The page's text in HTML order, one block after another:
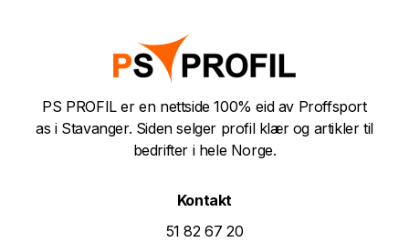
PS PROFIL er en nettside 100% eid av Proffsport
as i Stavanger. Siden selger profil klær og artikler til
bedrifter i hele Norge.
Kontakt
51 82 67 20